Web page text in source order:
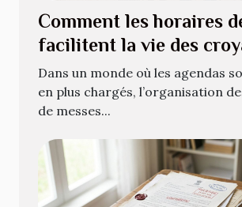
Comment les horaires
facilitent la vie des
Dans un monde où les agendas
en plus chargés, l’organisation
de messes...